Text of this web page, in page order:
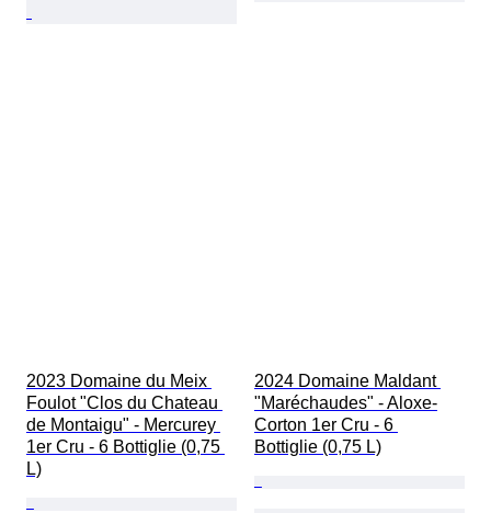
2023 Domaine du Meix
Foulot "Clos du Chateau
de Montaigu" - Mercurey
1er Cru - 6 Bottiglie (0,75
L)
2024 Domaine Maldant
"Maréchaudes" - Aloxe-
Corton 1er Cru - 6
Bottiglie (0,75 L)